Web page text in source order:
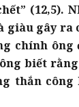
(12,5).
giàu gây
chính ông
biết
thắn công